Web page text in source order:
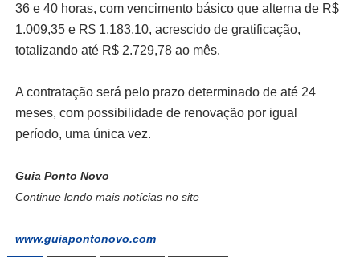
36 e 40 horas, com vencimento básico que alterna de R$
1.009,35 e R$ 1.183,10, acrescido de gratificação,
totalizando até R$ 2.729,78 ao mês.
A contratação será pelo prazo determinado de até 24
meses, com possibilidade de renovação por igual
período, uma única vez.
Guia Ponto Novo
Continue lendo mais notícias no site
www.guiapontonovo.com